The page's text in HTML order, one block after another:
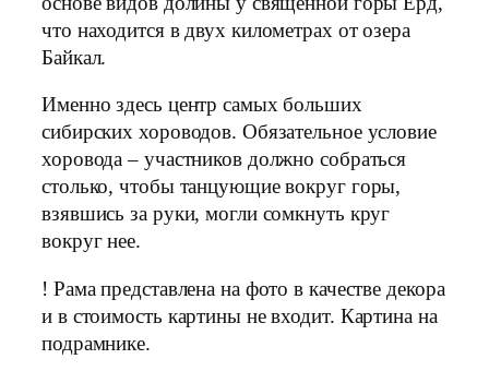
что находится в двух километрах от озера
Байкал.
Именно здесь центр самых больших
сибирских хороводов. Обязательное условие
хоровода – участников должно собраться
столько, чтобы танцующие вокруг горы,
взявшись за руки, могли сомкнуть круг
вокруг нее.
! Рама представлена на фото в качестве декора
и в стоимость картины не входит. Картина на
подрамнике.